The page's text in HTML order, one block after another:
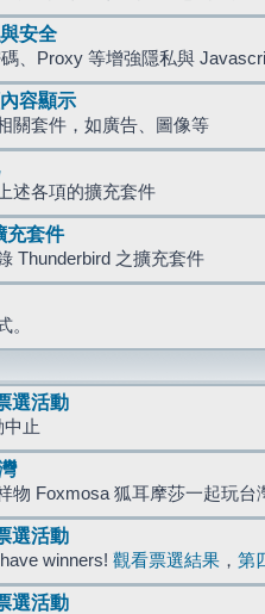
安全
、Proxy 等增強隱私與
容顯示
關套件，如廣告、圖像等
述各項的擴充套件
套件
Thunderbird 之擴充套件
。
選活動
中止
物 Foxmosa 狐耳摩莎一起玩台
選活動
winners! 觀看票選結果 ， 第
選活動